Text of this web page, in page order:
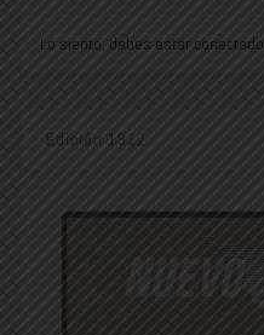
Lo siento, debes estar conectado
Edición 1312